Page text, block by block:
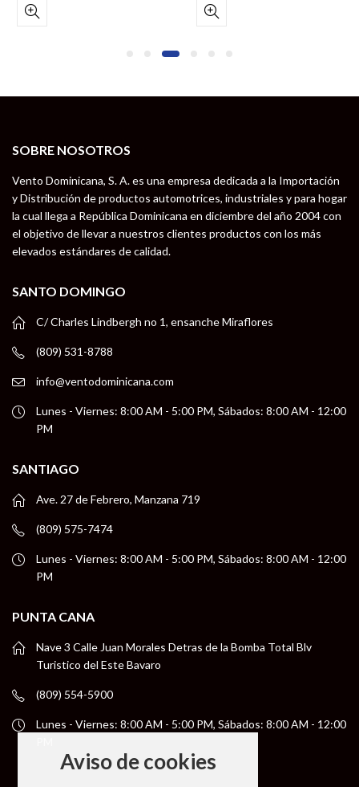
SOBRE NOSOTROS
Vento Dominicana, S. A. es una empresa dedicada a la Importación
y Distribución de productos automotrices, industriales y para hogar
la cual llega a República Dominicana en diciembre del año 2004 con
el objetivo de llevar a nuestros clientes productos con los más
elevados estándares de calidad.
SANTO DOMINGO
C/ Charles Lindbergh no 1, ensanche Miraflores
(809) 531-8788
info@ventodominicana.com
Lunes - Viernes: 8:00 AM - 5:00 PM, Sábados: 8:00 AM - 12:00
PM
SANTIAGO
Ave. 27 de Febrero, Manzana 719
(809) 575-7474
Lunes - Viernes: 8:00 AM - 5:00 PM, Sábados: 8:00 AM - 12:00
PM
PUNTA CANA
Nave 3 Calle Juan Morales Detras de la Bomba Total Blv
Turistico del Este Bavaro
(809) 554-5900
Lunes - Viernes: 8:00 AM - 5:00 PM, Sábados: 8:00 AM - 12:00
Aviso de cookies